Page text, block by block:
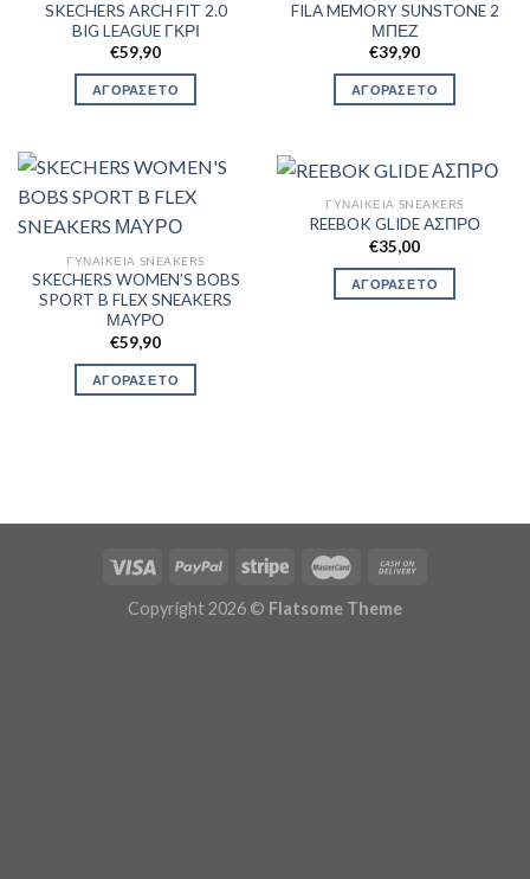
SKECHERS ARCH FIT 2.0
BIG LEAGUE ΓΚΡΙ
€59,90
ΑΓΟΡΑΣΕ ΤΟ
FILA MEMORY SUNSTONE 2
ΜΠΕΖ
€39,90
ΑΓΟΡΑΣΕ ΤΟ
ΓΥΝΑΙΚΕΊΑ SNEAKERS
SKECHERS WOMEN’S BOBS
SPORT B FLEX SNEAKERS
ΜΑΥΡΟ
€59,90
ΑΓΟΡΑΣΕ ΤΟ
ΓΥΝΑΙΚΕΊΑ SNEAKERS
REEBOK GLIDE ΑΣΠΡΟ
€35,00
ΑΓΟΡΑΣΕ ΤΟ
Copyright 2026 © Flatsome Theme